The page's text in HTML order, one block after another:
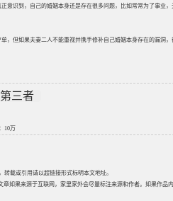
意识到，自己的婚姻本身还是存在很多问题，比如常常为了事
，但如果夫妻二人不能重视并携手修补自己婚姻本身存在的漏洞
第三者
10万
载或引用请以超链接形式标明本文地址。
如果来源于互联网，家里家外会尽量标注来源和作者。如果作品